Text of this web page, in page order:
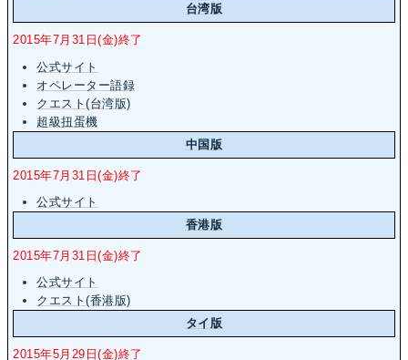
台湾版
2015年7月31日(金)終了
公式サイト
オペレーター語録
クエスト(台湾版)
超級扭蛋機
中国版
2015年7月31日(金)終了
公式サイト
香港版
2015年7月31日(金)終了
公式サイト
クエスト(香港版)
タイ版
2015年5月29日(金)終了